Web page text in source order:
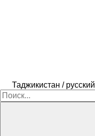
Таджикистан / русский